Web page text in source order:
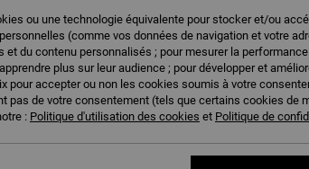
ou une technologie équivalente pour stocker et/ou
(comme vos données de navigation et votre
du contenu personnalisés ; pour mesurer la
plus sur leur audience ; pour développer et
pour accepter ou non les cookies soumis à votre
pas de votre consentement (tels que certains cookies de
: Politique d'utilisation des cookies et Politique de